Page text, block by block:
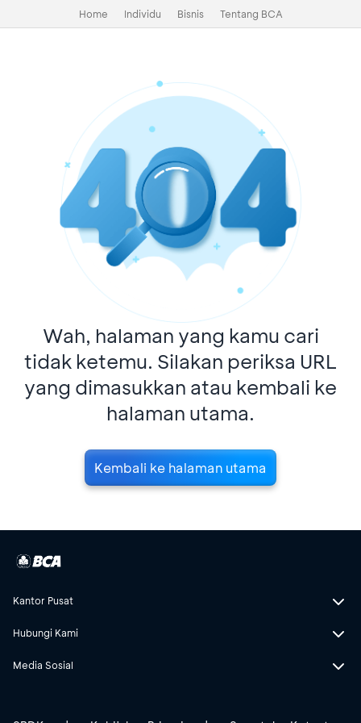
Home Individu Bisnis Tentang BCA
Wah, halaman yang kamu cari
tidak ketemu. Silakan periksa URL
yang dimasukkan atau kembali ke
halaman utama.
Kembali ke halaman utama
Kantor Pusat
Hubungi Kami
Media Sosial